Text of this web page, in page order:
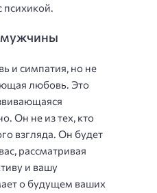
мужчины
и симпатия, но не
любовь. Это
Он не из тех, кто
взгляда. Он будет
рассматривая
и вашу
о будущем ваших